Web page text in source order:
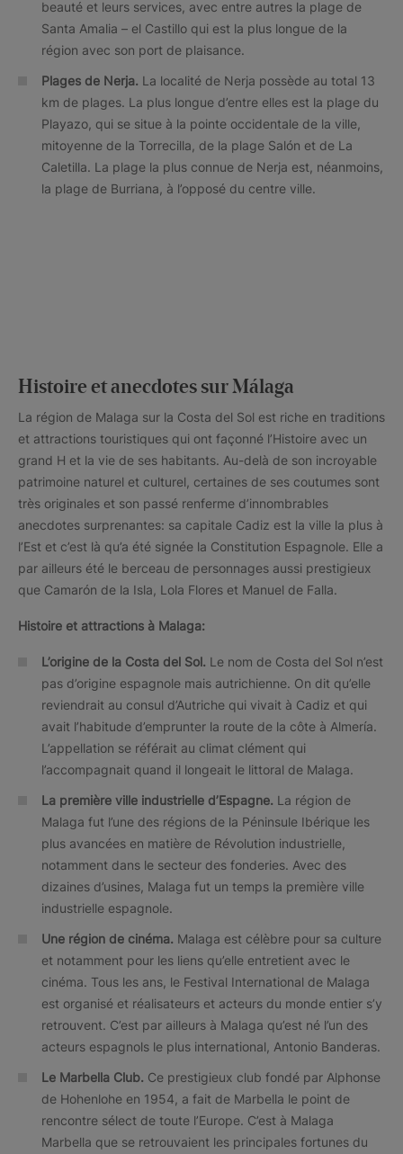
beauté et leurs services, avec entre autres la plage de
Santa Amalia – el Castillo qui est la plus longue de la
région avec son port de plaisance.
Plages de Nerja. La localité de Nerja possède au total 13
km de plages. La plus longue d’entre elles est la plage du
Playazo, qui se situe à la pointe occidentale de la ville,
mitoyenne de la Torrecilla, de la plage Salón et de La
Caletilla. La plage la plus connue de Nerja est, néanmoins,
la plage de Burriana, à l’opposé du centre ville.
Histoire et anecdotes sur Málaga
La région de Malaga sur la Costa del Sol est riche en traditions
et attractions touristiques qui ont façonné l’Histoire avec un
grand H et la vie de ses habitants. Au-delà de son incroyable
patrimoine naturel et culturel, certaines de ses coutumes sont
très originales et son passé renferme d’innombrables
anecdotes surprenantes: sa capitale Cadiz est la ville la plus à
l’Est et c’est là qu’a été signée la Constitution Espagnole. Elle a
par ailleurs été le berceau de personnages aussi prestigieux
que Camarón de la Isla, Lola Flores et Manuel de Falla.
Histoire et attractions à Malaga:
L’origine de la Costa del Sol. Le nom de Costa del Sol n’est
pas d’origine espagnole mais autrichienne. On dit qu’elle
reviendrait au consul d’Autriche qui vivait à Cadiz et qui
avait l’habitude d’emprunter la route de la côte à Almería.
L’appellation se référait au climat clément qui
l’accompagnait quand il longeait le littoral de Malaga.
La première ville industrielle d’Espagne. La région de
Malaga fut l’une des régions de la Péninsule Ibérique les
plus avancées en matière de Révolution industrielle,
notamment dans le secteur des fonderies. Avec des
dizaines d’usines, Malaga fut un temps la première ville
industrielle espagnole.
Une région de cinéma. Malaga est célèbre pour sa culture
et notamment pour les liens qu’elle entretient avec le
cinéma. Tous les ans, le Festival International de Malaga
est organisé et réalisateurs et acteurs du monde entier s’y
retrouvent. C’est par ailleurs à Malaga qu’est né l’un des
acteurs espagnols le plus international, Antonio Banderas.
Le Marbella Club. Ce prestigieux club fondé par Alphonse
de Hohenlohe en 1954, a fait de Marbella le point de
rencontre sélect de toute l’Europe. C’est à Malaga
Marbella que se retrouvaient les principales fortunes du